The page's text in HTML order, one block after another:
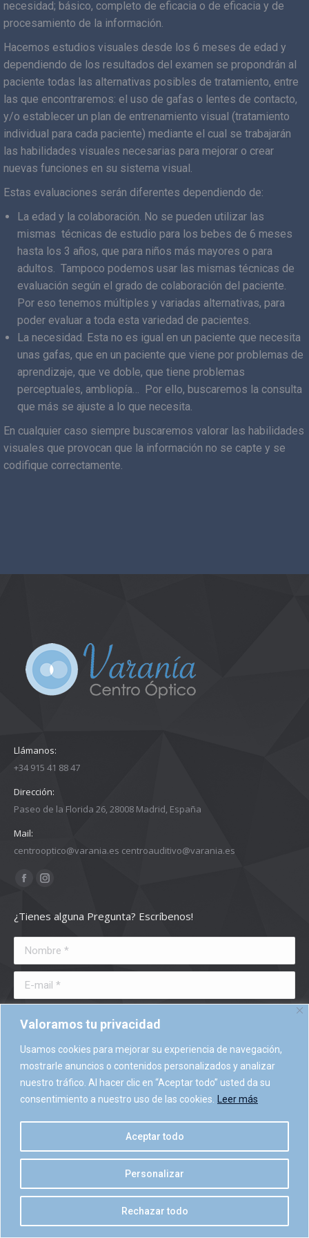
Valoramos tu privacidad
Usamos cookies para mejorar su experiencia de navegación,
mostrarle anuncios o contenidos personalizados y analizar
nuestro tráfico. Al hacer clic en “Aceptar todo” usted da su
consentimiento a nuestro uso de las cookies. Leer más
Personalizar
Rechazar todo
Aceptar todo
necesidad; básico, completo de eficacia o de eficacia y de
procesamiento de la información.
Hacemos estudios visuales desde los 6 meses de edad y
dependiendo de los resultados del examen se propondrán al
paciente todas las alternativas posibles de tratamiento, entre
las que encontraremos: el uso de gafas o lentes de contacto,
y/o establecer un plan de entrenamiento visual (tratamiento
individual para cada paciente) mediante el cual se trabajarán
las habilidades visuales necesarias para mejorar o crear
nuevas funciones en su sistema visual.
Estas evaluaciones serán diferentes dependiendo de:
La edad y la colaboración. No se pueden utilizar las
mismas técnicas de estudio para los bebes de 6 meses
hasta los 3 años, que para niños más mayores o para
adultos. Tampoco podemos usar las mismas técnicas de
evaluación según el grado de colaboración del paciente.
Por eso tenemos múltiples y variadas alternativas, para
poder evaluar a toda esta variedad de pacientes.
La necesidad. Esta no es igual en un paciente que necesita
unas gafas, que en un paciente que viene por problemas de
aprendizaje, que ve doble, que tiene problemas
perceptuales, ambliopía… Por ello, buscaremos la consulta
que más se ajuste a lo que necesita.
En cualquier caso siempre buscaremos valorar las habilidades
visuales que provocan que la información no se capte y se
codifique correctamente.
Llámanos:
+34 915 41 88 47
Dirección:
Paseo de la Florida 26, 28008 Madrid, España
Mail:
centrooptico@varania.es centroauditivo@varania.es
Encuéntranos en:
Facebook
opens
in
new
Instagram
opens
in
new
¿Tienes alguna Pregunta? Escríbenos!
Nombre *
E-mail *
Mensaje *
Enviar
MENU FOOTER